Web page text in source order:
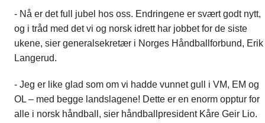
- Nå er det full jubel hos oss. Endringene er svært godt nytt,
og i tråd med det vi og norsk idrett har jobbet for de siste
ukene, sier generalsekretær i Norges Håndballforbund, Erik
Langerud.
- Jeg er like glad som om vi hadde vunnet gull i VM, EM og
OL – med begge landslagene! Dette er en enorm opptur for
alle i norsk håndball, sier håndballpresident Kåre Geir Lio.